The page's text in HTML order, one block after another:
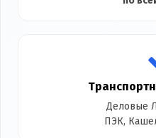
Деловые
ПЭК,